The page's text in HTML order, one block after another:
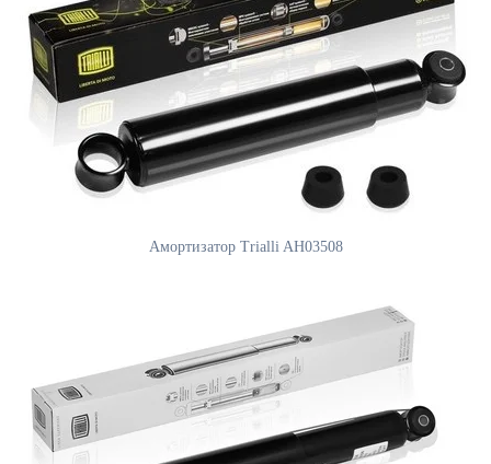
Амортизатор Trialli AH03508